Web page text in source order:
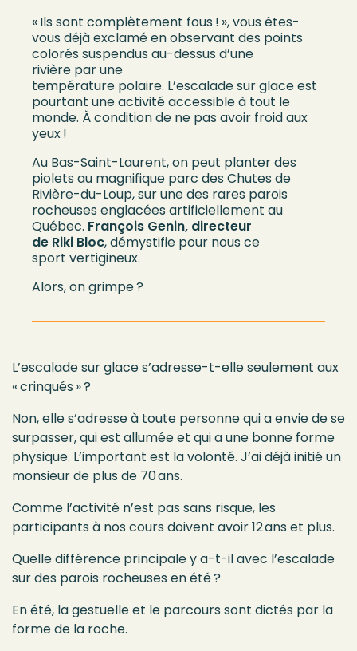
«Ils sont complètement fous ! », vous êtes-
vous déjàexclaméenobservant des points
colorés suspendus au-dessus d’une
rivière parune
température polaire. L’escalade sur glace est
pourtant uneactivitéaccessible à tout le
monde. À condition de ne pas avoir froid aux
yeux!
Au Bas-Saint-Laurent,on peut planterdes
piolets au magnifique parc des Chutes de
Rivière-du-Loup,sur une des rares parois
rocheuses englacées artificiellement au
Québec. François Genin, directeur
de Riki Bloc,démystifie pour nous ce
sport vertigineux.
Alors, on grimpe?
L’escalade sur glace s’adresse-t-elle seulement aux
« crinqués » ?
Non, elle s’adresse à toute personne qui a envie de se
surpasser, qui est allumée et qui a une bonne forme
physique. L’important est la volonté. J’ai déjà initié un
monsieur de plus de 70 ans.
Comme l’activité n’est pas sans risque, les
participants à nos cours doivent avoir 12 ans et plus.
Quelle différence principale y a-t-il avec l’escalade
sur des parois rocheuses en été ?
En été, la gestuelle et le parcours sont dictés par la
forme de la roche.